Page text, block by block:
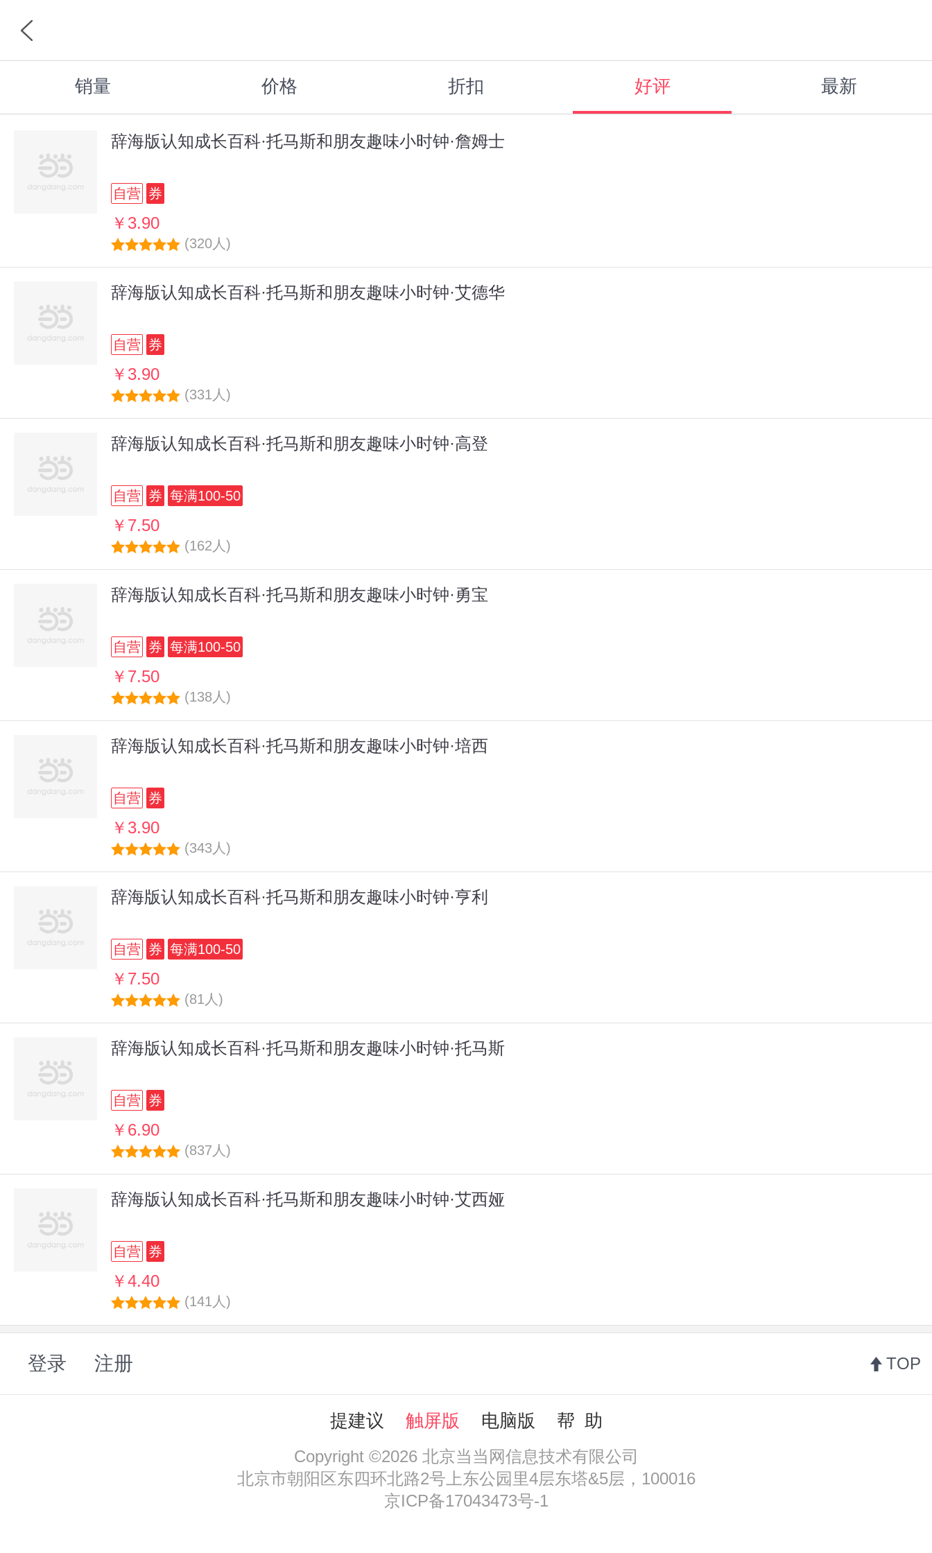
销量 价格 折扣 好评 最新
辞海版认知成长百科·托马斯和朋友趣味小时钟·詹姆士
自营 券
￥3.90
(320人)
辞海版认知成长百科·托马斯和朋友趣味小时钟·艾德华
自营 券
￥3.90
(331人)
辞海版认知成长百科·托马斯和朋友趣味小时钟·高登
自营 券 每满100-50
￥7.50
(162人)
辞海版认知成长百科·托马斯和朋友趣味小时钟·勇宝
自营 券 每满100-50
￥7.50
(138人)
辞海版认知成长百科·托马斯和朋友趣味小时钟·培西
自营 券
￥3.90
(343人)
辞海版认知成长百科·托马斯和朋友趣味小时钟·亨利
自营 券 每满100-50
￥7.50
(81人)
辞海版认知成长百科·托马斯和朋友趣味小时钟·托马斯
自营 券
￥6.90
(837人)
辞海版认知成长百科·托马斯和朋友趣味小时钟·艾西娅
自营 券
￥4.40
(141人)
登录 注册 TOP
提建议 触屏版 电脑版 帮 助
Copyright ©2026 北京当当网信息技术有限公司
北京市朝阳区东四环北路2号上东公园里4层东塔&5层，100016
京ICP备17043473号-1